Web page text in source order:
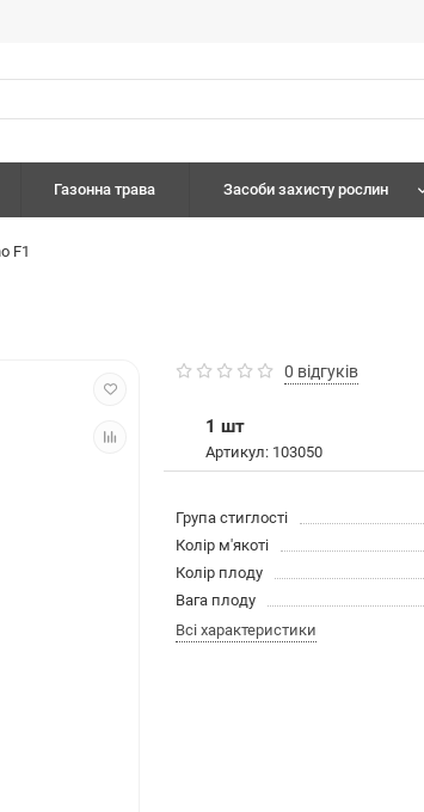
Газонна трава Засоби захисту рослин
F1
0 відгуків
1 шт
Артикул: 103050
Група стиглості
Колір м'якоті
Колір плоду
Вага плоду
Всі характеристики